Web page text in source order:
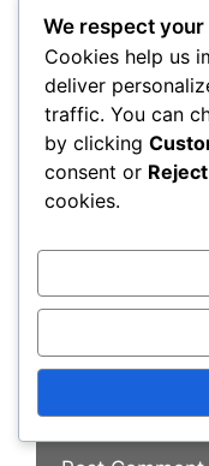
Name
Website
Save my
browser for
We respect
Cookies help us
deliver
traffic. You can
by clicking
consent or
cookies.